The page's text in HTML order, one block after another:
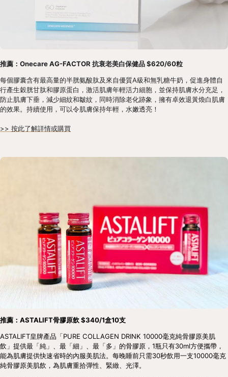
推薦：Onecare AG-FACTOR 抗衰老美白保健品 $620/60粒
每個膠囊含有最高量的半胱氨酸肽及來自優質A級和無乳糖牛奶，促進身體自
行產生穀胱甘肽和膠原蛋白，激活肌膚年輕活力細胞，並保持肌膚水分充足，
防止肌膚下垂，減少細紋和皺紋，同時消除老化跡象，擁有卓效退黃煥白肌膚
的效果。持續使用，可以令肌膚保持年輕，水嫩透亮！
>> 按此了解詳情或購買
推薦：ASTALIFT骨膠原飲 $340/1盒10支
ASTALIFT皇牌產品「PURE COLLAGEN DRINK 10000毫克純骨膠原美肌
飲」提供最「純」、最「細」、最「多」的骨膠原，1瓶只有30ml方便攜帶，
能為肌膚提供快速省時的內服美肌法。每晚睡前只需30秒飲用一支10000毫克
純骨膠原美肌飲，為肌膚重拾彈性、緊緻、光澤。